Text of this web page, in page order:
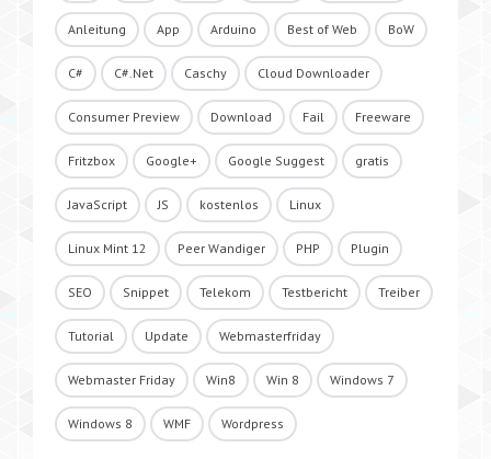
Anleitung App Arduino Best of Web BoW
C# C#.Net Caschy Cloud Downloader
Consumer Preview Download Fail Freeware
Fritzbox Google+ Google Suggest gratis
JavaScript JS kostenlos Linux
Linux Mint 12 Peer Wandiger PHP Plugin
SEO Snippet Telekom Testbericht Treiber
Tutorial Update Webmasterfriday
Webmaster Friday Win8 Win 8 Windows 7
Windows 8 WMF Wordpress